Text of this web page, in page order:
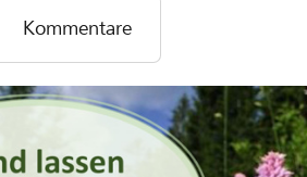
Kommentare